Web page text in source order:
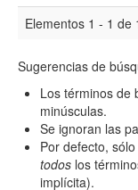
Archivo(s)
Fecha
De
Elementos 1 - 1 de
Sugerencias de
Los términos de
minúsculas.
Se ignoran las
Por defecto,
todos los
implícita).